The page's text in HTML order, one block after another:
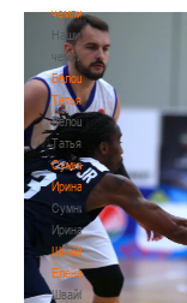
чемпионы
Наши
чемпионы
Белошапко
Татьяна
Белошапко
Татьяна
Сумникова
Ирина
Сумникова
Ирина
Швайбович
Елена
Швайбович